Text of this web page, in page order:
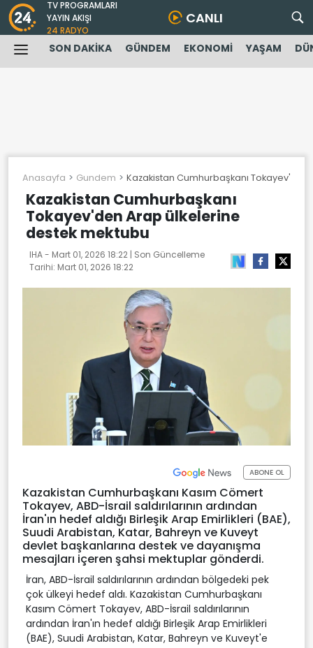
TV PROGRAMLARI
YAYIN AKIŞI
24 RADYO
CANLI
SON DAKİKA GÜNDEM EKONOMİ YAŞAM
Anasayfa Gundem Kazakistan Cumhurbaşkanı
Kazakistan Cumhurbaşkanı
Tokayev'den Arap ülkelerine
destek mektubu
IHA - Mart 01, 2026 18:22 | Son Güncelleme
Tarihi: Mart 01, 2026 18:22
ABONE OL
Kazakistan Cumhurbaşkanı Kasım Cömert
Tokayev, ABD-İsrail saldırılarının ardından
İran'ın hedef aldığı Birleşik Arap Emirlikleri (BAE),
Suudi Arabistan, Katar, Bahreyn ve Kuveyt
devlet başkanlarına destek ve dayanışma
mesajları içeren şahsi mektuplar gönderdi.
İran, ABD-İsrail saldırılarının ardından bölgedeki pek
çok ülkeyi hedef aldı. Kazakistan Cumhurbaşkanı
Kasım Cömert Tokayev, ABD-İsrail saldırılarının
ardından İran'ın hedef aldığı Birleşik Arap Emirlikleri
(BAE), Suudi Arabistan, Katar, Bahreyn ve Kuveyt'e